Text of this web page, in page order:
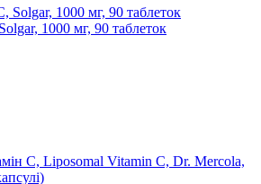
1000 мг, 90 таблеток